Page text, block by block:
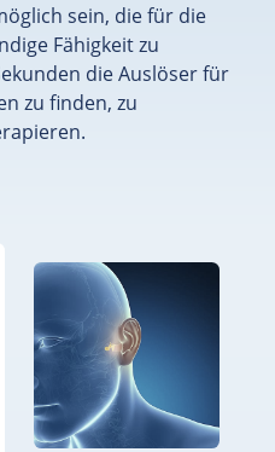
sein, die für die
Fähigkeit zu
die Auslöser für
zu finden, zu